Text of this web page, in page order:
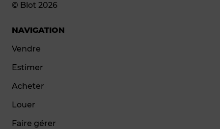
© Blot 2026
NAVIGATION
Vendre
Estimer
Acheter
Louer
Faire gérer